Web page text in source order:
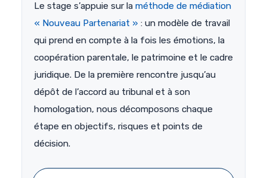
Le stage s’appuie sur la méthode de médiation
« Nouveau Partenariat » : un modèle de travail
qui prend en compte à la fois les émotions, la
coopération parentale, le patrimoine et le cadre
juridique. De la première rencontre jusqu’au
dépôt de l’accord au tribunal et à son
homologation, nous décomposons chaque
étape en objectifs, risques et points de
décision.